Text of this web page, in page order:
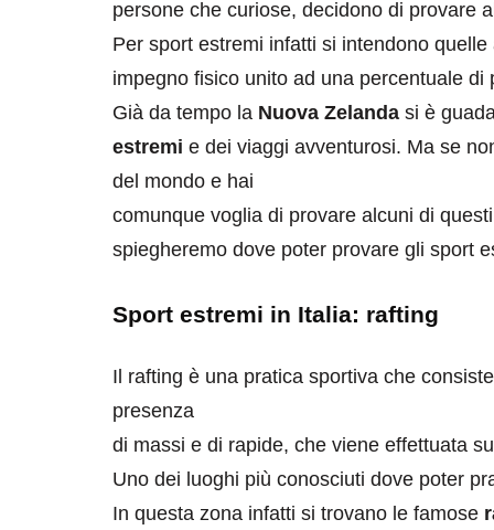
persone che curiose, decidono di provare
Per sport estremi infatti si intendono
impegno fisico unito ad una percentuale di
Già da tempo la Nuova Zelanda si è
estremi e dei viaggi avventurosi. Ma se
del mondo e hai
comunque voglia di provare alcuni di
spiegheremo dove poter provare gli sport
Sport estremi in Italia: rafting
Il rafting è una pratica sportiva che
presenza
di massi e di rapide, che viene effettuata su
Uno dei luoghi più conosciuti dove poter
In questa zona infatti si trovano le famose